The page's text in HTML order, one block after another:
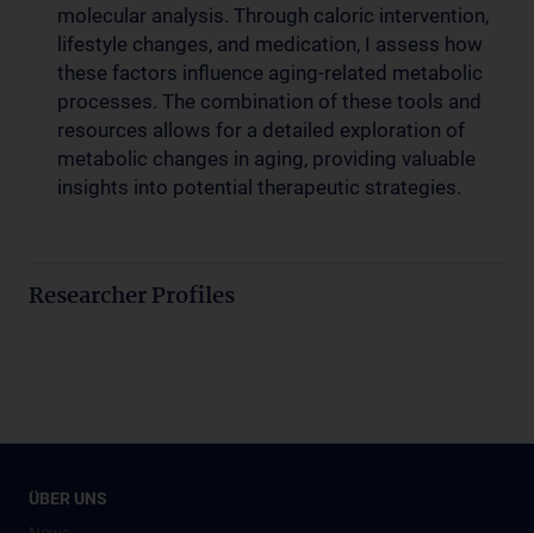
molecular analysis. Through caloric intervention,
lifestyle changes, and medication, I assess how
these factors influence aging-related metabolic
processes. The combination of these tools and
resources allows for a detailed exploration of
metabolic changes in aging, providing valuable
insights into potential therapeutic strategies.
Researcher Profiles
ÜBER UNS